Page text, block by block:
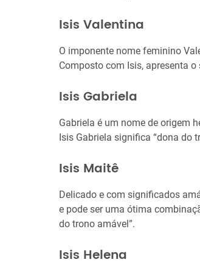
Isis Valentina
O imponente nome feminino
Composto com Isis, apresenta
Isis Gabriela
Gabriela é um nome de origem
Isis Gabriela significa “dona do
Isis Maitê
Delicado e com significados
e pode ser uma ótima
do trono amável”.
Isis Helena